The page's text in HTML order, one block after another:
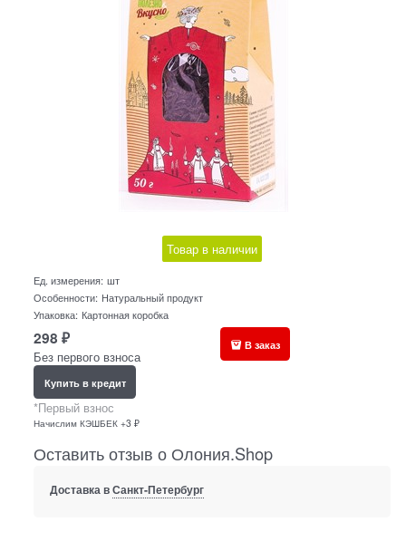
Товар в наличии
Ед. измерения: шт
Особенности: Натуральный продукт
Упаковка: Картонная коробка
298 ₽
Без первого взноса
Купить в кредит
*Первый взнос
Начислим КЭШБЕК +3 ₽
В заказ
Оставить отзыв о Олония.Shop
Доставка вСанкт-Петербург